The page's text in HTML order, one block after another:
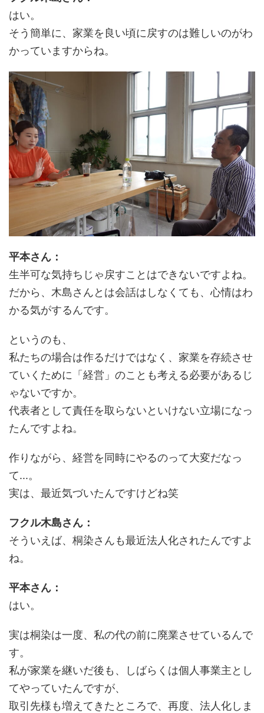
はい。
そう簡単に、家業を良い頃に戻すのは難しいのがわ
かっていますからね。
平本さん：
生半可な気持ちじゃ戻すことはできないですよね。
だから、木島さんとは会話はしなくても、心情はわ
かる気がするんです。
というのも、
私たちの場合は作るだけではなく、家業を存続させ
ていくために「経営」のことも考える必要があるじ
ゃないですか。
代表者として責任を取らないといけない立場になっ
たんですよね。
作りながら、経営を同時にやるのって大変だなっ
て...。
実は、最近気づいたんですけどね笑
フクル木島さん：
そういえば、桐染さんも最近法人化されたんですよ
ね。
平本さん：
はい。
実は桐染は一度、私の代の前に廃業させているんで
す。
私が家業を継いだ後も、しばらくは個人事業主とし
てやっていたんですが、
取引先様も増えてきたところで、再度、法人化しま